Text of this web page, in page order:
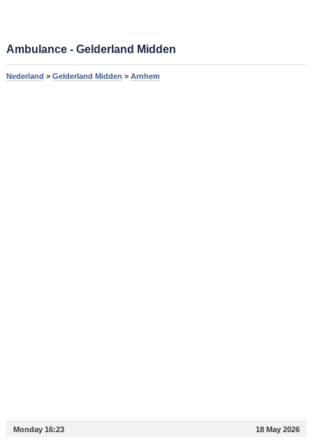
Ambulance - Gelderland Midden
Nederland > Gelderland Midden > Arnhem
Monday 16:23 18 May 2026